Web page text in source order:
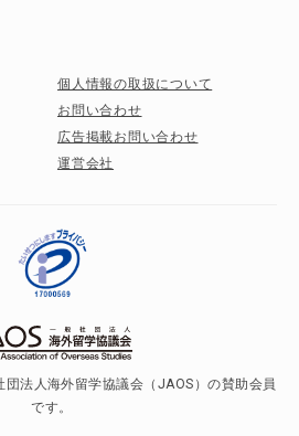
個人情報の取扱について
お問い合わせ
広告掲載お問い合わせ
運営会社
団法人海外留学協議会（JAOS）の賛助会員
です。